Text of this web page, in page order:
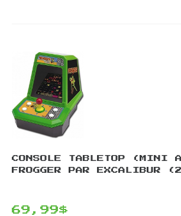
CONSOLE TABLETOP (MINI
FROGGER PAR EXCALIBUR
69,99$